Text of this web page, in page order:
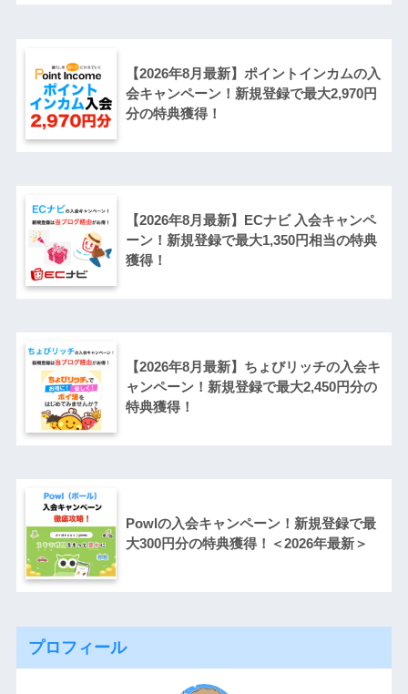
【2026年8月最新】ポイントインカムの入
会キャンペーン！新規登録で最大2,970円
分の特典獲得！
【2026年8月最新】ECナビ 入会キャンペ
ーン！新規登録で最大1,350円相当の特典
獲得！
【2026年8月最新】ちょびリッチの入会キ
ャンペーン！新規登録で最大2,450円分の
特典獲得！
Powlの入会キャンペーン！新規登録で最
大300円分の特典獲得！＜2026年最新＞
プロフィール